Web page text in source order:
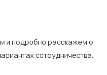
и подробно расскажем о
сотрудничества.